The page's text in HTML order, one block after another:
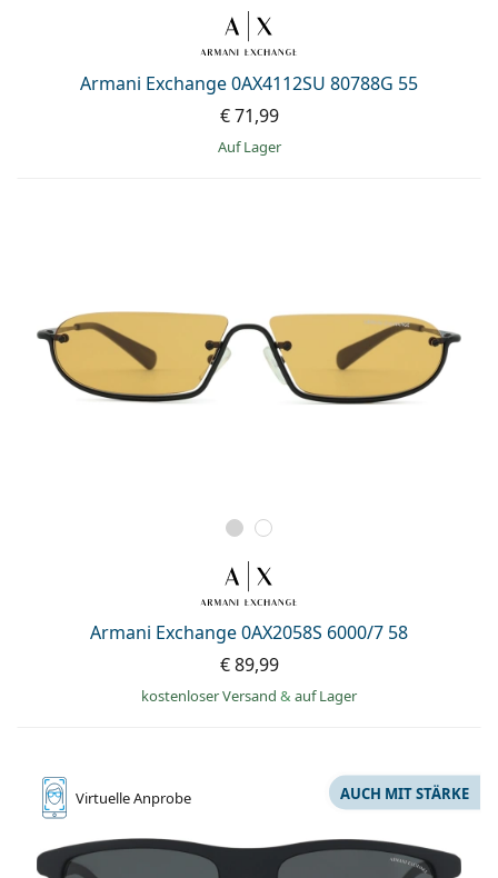
Armani Exchange 0AX4112SU 80788G 55
€ 71,99
auf Lager
Armani Exchange 0AX2058S 6000/7 58
€ 89,99
kostenloser Versand & auf Lager
VirtuelleAnprobe AUCH MIT STÄRKE